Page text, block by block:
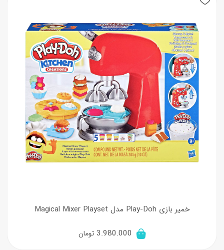
خمیر بازی Play-Doh مدل Magical Mixer Playset
3.980.000 تومان